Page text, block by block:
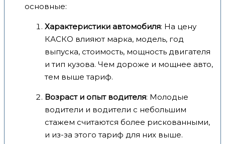
основные:
Характеристики автомобиля: На цену
КАСКО влияют марка, модель, год
выпуска, стоимость, мощность двигателя
и тип кузова. Чем дороже и мощнее авто,
тем выше тариф.
Возраст и опыт водителя: Молодые
водители и водители с небольшим
стажем считаются более рискованными,
и из-за этого тариф для них выше.